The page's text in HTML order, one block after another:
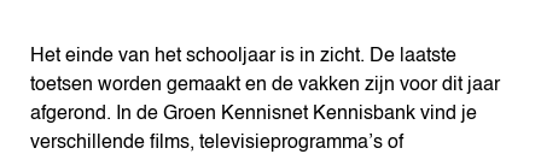
Het einde van het schooljaar is in zicht. De laatste
toetsen worden gemaakt en de vakken zijn voor dit jaar
afgerond. In de Groen Kennisnet Kennisbank vind je
verschillende films, televisieprogramma’s of